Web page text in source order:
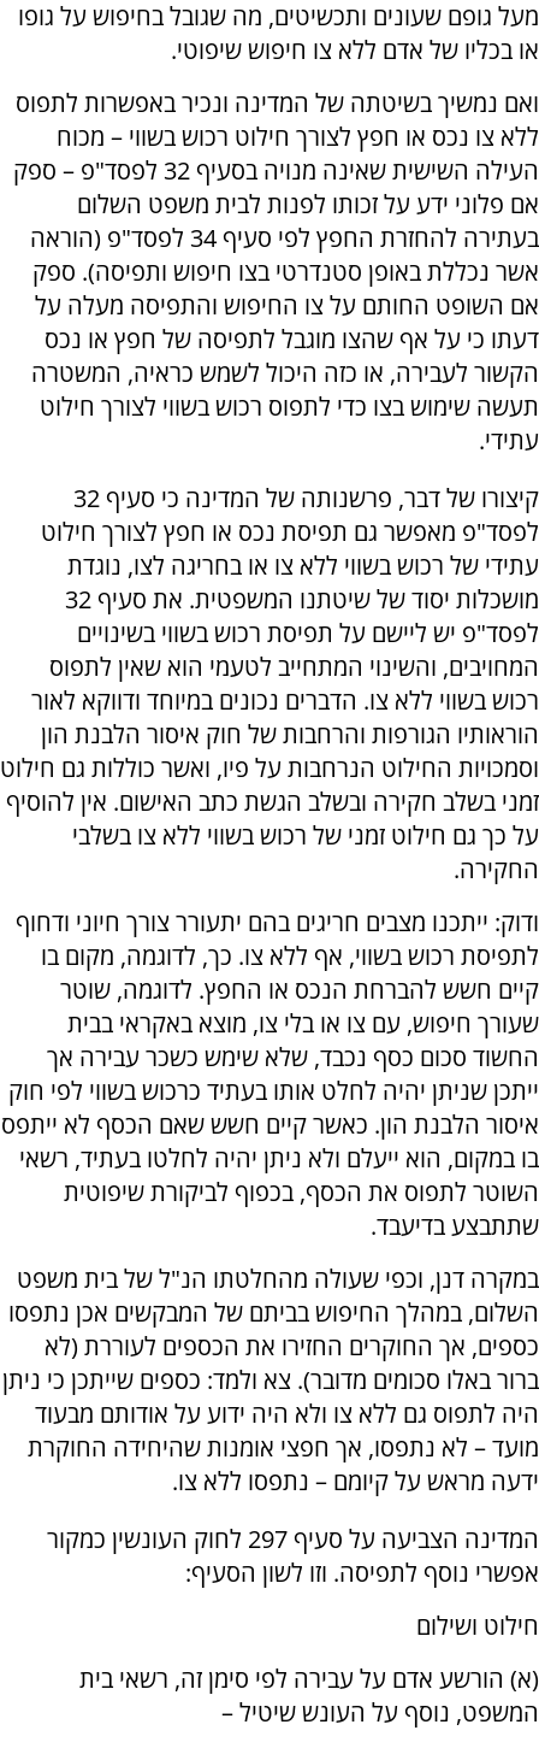
מעל גופם שעונים ותכשיטים, מה שגובל בחיפוש על גופו
או בכליו של אדם ללא צו חיפוש שיפוטי.
ואם נמשיך בשיטתה של המדינה ונכיר באפשרות לתפוס
ללא צו נכס או חפץ לצורך חילוט רכוש בשווי – מכוח
העילה השישית שאינה מנויה בסעיף 32 לפסד"פ – ספק
אם פלוני ידע על זכותו לפנות לבית משפט השלום
בעתירה להחזרת החפץ לפי סעיף 34 לפסד"פ (הוראה
אשר נכללת באופן סטנדרטי בצו חיפוש ותפיסה). ספק
אם השופט החותם על צו החיפוש והתפיסה מעלה על
דעתו כי על אף שהצו מוגבל לתפיסה של חפץ או נכס
הקשור לעבירה, או כזה היכול לשמש כראיה, המשטרה
תעשה שימוש בצו כדי לתפוס רכוש בשווי לצורך חילוט
עתידי.
קיצורו של דבר, פרשנותה של המדינה כי סעיף 32
לפסד"פ מאפשר גם תפיסת נכס או חפץ לצורך חילוט
עתידי של רכוש בשווי ללא צו או בחריגה לצו, נוגדת
מושכלות יסוד של שיטתנו המשפטית. את סעיף 32
לפסד"פ יש ליישם על תפיסת רכוש בשווי בשינויים
המחויבים, והשינוי המתחייב לטעמי הוא שאין לתפוס
רכוש בשווי ללא צו. הדברים נכונים במיוחד ודווקא לאור
הוראותיו הגורפות והרחבות של חוק איסור הלבנת הון
וסמכויות החילוט הנרחבות על פיו, ואשר כוללות גם חילוט
זמני בשלב חקירה ובשלב הגשת כתב האישום. אין להוסיף
על כך גם חילוט זמני של רכוש בשווי ללא צו בשלבי
החקירה.
ודוק: ייתכנו מצבים חריגים בהם יתעורר צורך חיוני ודחוף
לתפיסת רכוש בשווי, אף ללא צו. כך, לדוגמה, מקום בו
קיים חשש להברחת הנכס או החפץ. לדוגמה, שוטר
שעורך חיפוש, עם צו או בלי צו, מוצא באקראי בבית
החשוד סכום כסף נכבד, שלא שימש כשכר עבירה אך
ייתכן שניתן יהיה לחלט אותו בעתיד כרכוש בשווי לפי חוק
איסור הלבנת הון. כאשר קיים חשש שאם הכסף לא ייתפס
בו במקום, הוא ייעלם ולא ניתן יהיה לחלטו בעתיד, רשאי
השוטר לתפוס את הכסף, בכפוף לביקורת שיפוטית
שתתבצע בדיעבד.
במקרה דנן, וכפי שעולה מהחלטתו הנ"ל של בית משפט
השלום, במהלך החיפוש בביתם של המבקשים אכן נתפסו
כספים, אך החוקרים החזירו את הכספים לעוררת (לא
ברור באלו סכומים מדובר). צא ולמד: כספים שייתכן כי ניתן
היה לתפוס גם ללא צו ולא היה ידוע על אודותם מבעוד
מועד – לא נתפסו, אך חפצי אומנות שהיחידה החוקרת
ידעה מראש על קיומם – נתפסו ללא צו.
המדינה הצביעה על סעיף 297 לחוק העונשין כמקור
אפשרי נוסף לתפיסה. וזו לשון הסעיף:
חילוט ושילום
(א) הורשע אדם על עבירה לפי סימן זה, רשאי בית
המשפט, נוסף על העונש שיטיל –